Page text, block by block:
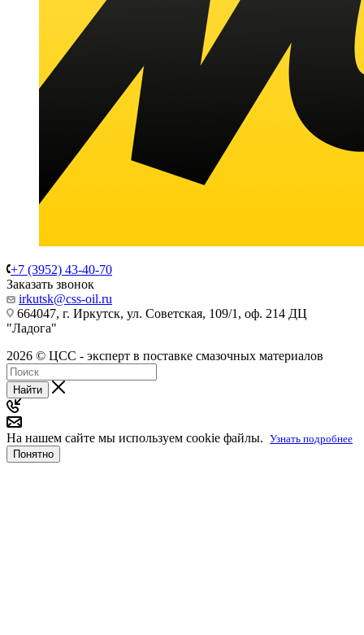
+7 (3952) 43-40-70
Заказать звонок
irkutsk@css-oil.ru
664047, г. Иркутск, ул. Советская, 109/1, оф. 214 ДЦ
"Ладога"
2026 © ЦСС - эксперт в поставке смазочных материалов
Найти
На нашем сайте мы используем cookie файлы. Узнать подробнее
Понятно